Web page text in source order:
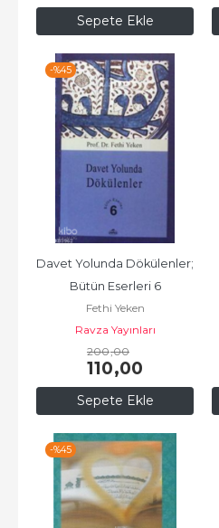
Sepete Ekle
-%45
Sepete Ekle
Davet Yolunda Dökülenler;
Bütün Eserleri 6
Fethi Yeken
Ravza Yayınları
200,00
110,00
-%45